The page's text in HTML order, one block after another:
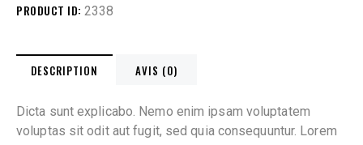
PRODUCT ID: 2338
DESCRIPTION AVIS (0)
Dicta sunt explicabo. Nemo enim ipsam voluptatem
voluptas sit odit aut fugit, sed quia consequuntur. Lorem